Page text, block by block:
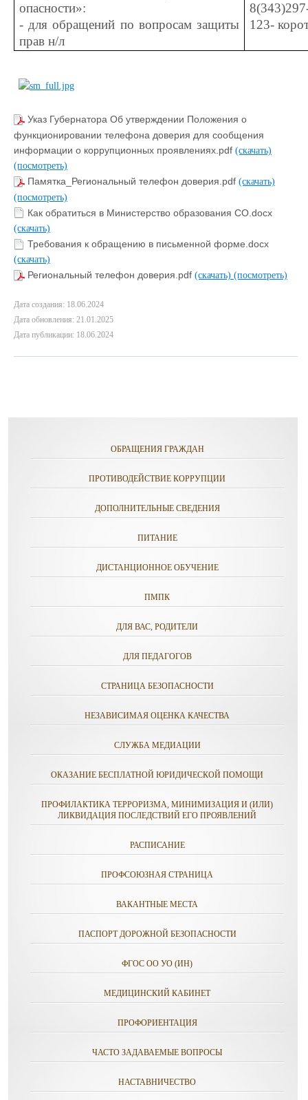
опасности»:
- для обращений по вопросам защиты
прав н/л
123-
Указ Губернатора Об утверждении Положения о
функционировании телефона доверия для сообщения
информации о коррупционных проявлениях.pdf (скачать)
(посмотреть)
Памятка_Региональный телефон доверия.pdf (скачать)
(посмотреть)
Как обратиться в Министерство образования СО.docx
(скачать)
Требования к обращению в письменной форме.docx
(скачать)
Региональный телефон доверия.pdf (скачать) (посмотреть)
Дата создания: 18.06.2024
Дата обновления: 21.01.2025
Дата публикации: 18.06.2024
ОБРАЩЕНИЯ ГРАЖДАН
ПРОТИВОДЕЙСТВИЕ КОРРУПЦИИ
ДОПОЛНИТЕЛЬНЫЕ СВЕДЕНИЯ
ПИТАНИЕ
ДИСТАНЦИОННОЕ ОБУЧЕНИЕ
ПМПК
ДЛЯ ВАС, РОДИТЕЛИ
ДЛЯ ПЕДАГОГОВ
СТРАНИЦА БЕЗОПАСНОСТИ
НЕЗАВИСИМАЯ ОЦЕНКА КАЧЕСТВА
СЛУЖБА МЕДИАЦИИ
ОКАЗАНИЕ БЕСПЛАТНОЙ ЮРИДИЧЕСКОЙ ПОМОЩИ
ПРОФИЛАКТИКА ТЕРРОРИЗМА, МИНИМИЗАЦИЯ И (ИЛИ)
ЛИКВИДАЦИЯ ПОСЛЕДСТВИЙ ЕГО ПРОЯВЛЕНИЙ
РАСПИСАНИЕ
ПРОФСОЮЗНАЯ СТРАНИЦА
ВАКАНТНЫЕ МЕСТА
ПАСПОРТ ДОРОЖНОЙ БЕЗОПАСНОСТИ
ФГОС ОО УО (ИН)
МЕДИЦИНСКИЙ КАБИНЕТ
ПРОФОРИЕНТАЦИЯ
ЧАСТО ЗАДАВАЕМЫЕ ВОПРОСЫ
НАСТАВНИЧЕСТВО